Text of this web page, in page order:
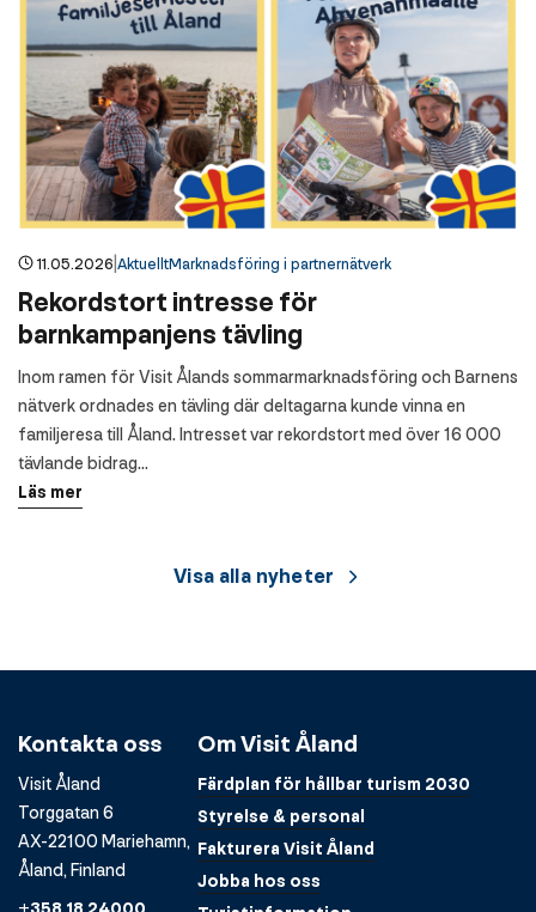
11.05.2026 AktuelltMarknadsföring i partnernätverk
Rekordstort intresse för
barnkampanjens tävling
Inom ramen för Visit Ålands sommarmarknadsföring och Barnens
nätverk ordnades en tävling där deltagarna kunde vinna en
familjeresa till Åland. Intresset var rekordstort med över 16 000
tävlande bidrag…
Läs mer
Visa alla nyheter
Kontakta oss
Visit Åland
Torggatan 6
AX-22100 Mariehamn,
Åland, Finland
Om Visit Åland
Färdplan för hållbar turism 2030
Styrelse & personal
Fakturera Visit Åland
Jobba hos oss